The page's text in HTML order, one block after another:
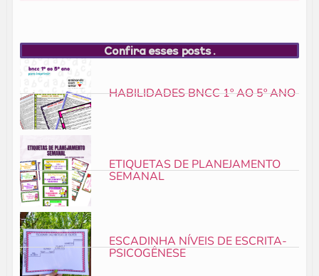
Confira esses posts.
HABILIDADES BNCC 1º AO 5º ANO
ETIQUETAS DE PLANEJAMENTO
SEMANAL
ESCADINHA NÍVEIS DE ESCRITA-
PSICOGÊNESE